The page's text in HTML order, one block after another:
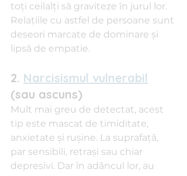
toți ceilalți să graviteze în jurul lor.
Relațiile cu astfel de persoane sunt
deseori marcate de dominare și
lipsă de empatie.
2. Narcisismul vulnerabil
(sau ascuns)
Mult mai greu de detectat, acest
tip este mascat de timiditate,
anxietate și rușine. La suprafață,
par sensibili, retrași sau chiar
depresivi. Dar în adâncul lor, au